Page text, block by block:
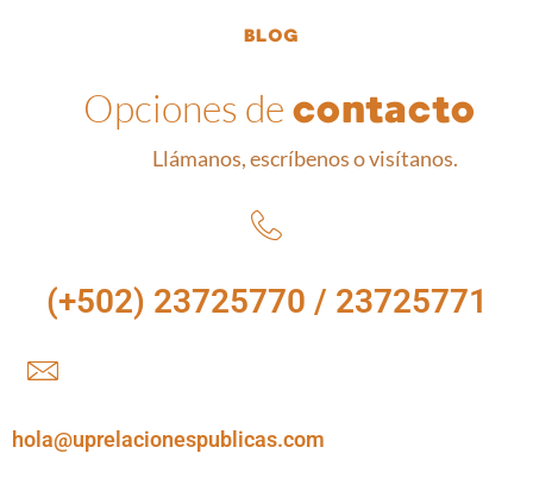
BLOG
Opciones de contacto
Llámanos, escríbenos o visítanos.
(+502) 23725770 / 23725771
hola@uprelacionespublicas.com